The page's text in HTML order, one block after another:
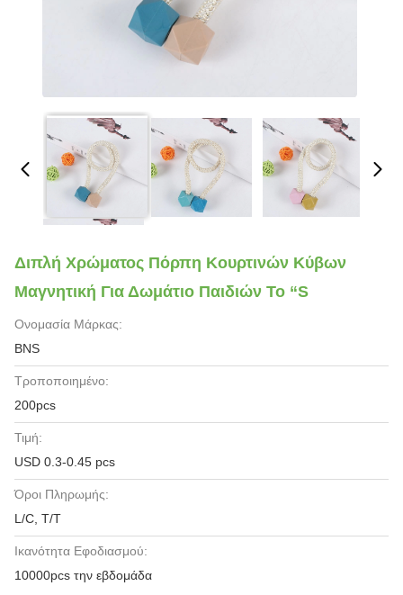
Διπλή Χρώματος Πόρπη Κουρτινών Κύβων
Μαγνητική Για Δωμάτιο Παιδιών Το “S
Ονομασία Μάρκας:
BNS
Τροποποιημένο:
200pcs
Τιμή:
USD 0.3-0.45 pcs
Όροι Πληρωμής:
L/C, T/T
Ικανότητα Εφοδιασμού:
10000pcs την εβδομάδα